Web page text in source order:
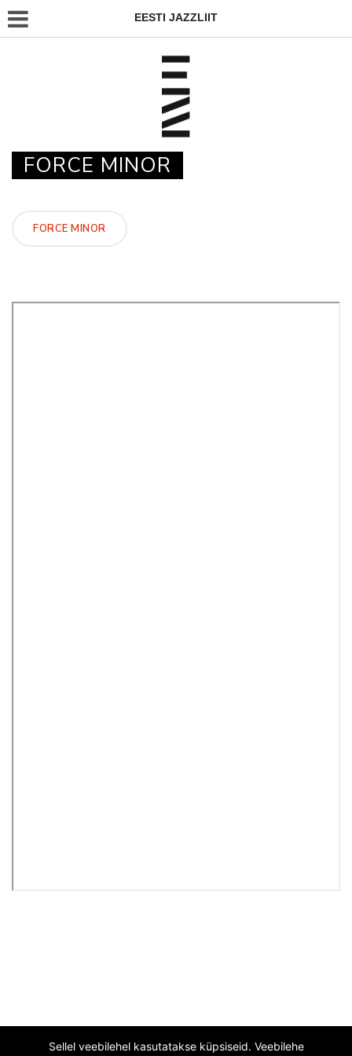
EESTI JAZZLIIT
FORCE MINOR
FORCE MINOR
Sellel veebilehel kasutatakse küpsiseid. Veebilehe